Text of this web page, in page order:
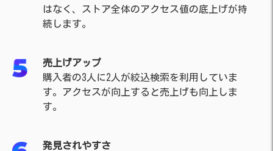
はなく、ストア全体のアクセス値の底上げが持
続します。
売上げアップ
購入者の3人に2人が絞込検索を利用していま
す。アクセスが向上すると売上げも向上しま
す。
発見されやすさ